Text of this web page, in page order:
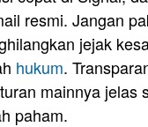
resmi. Jangan
jejak
hukum.
mainnya jelas
paham.